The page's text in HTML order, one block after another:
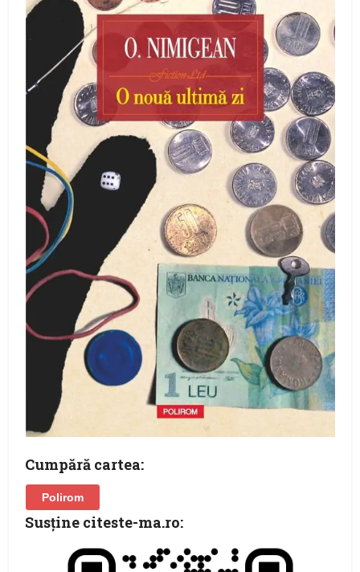
Cumpără cartea:
Polirom
Susţine citeste-ma.ro: